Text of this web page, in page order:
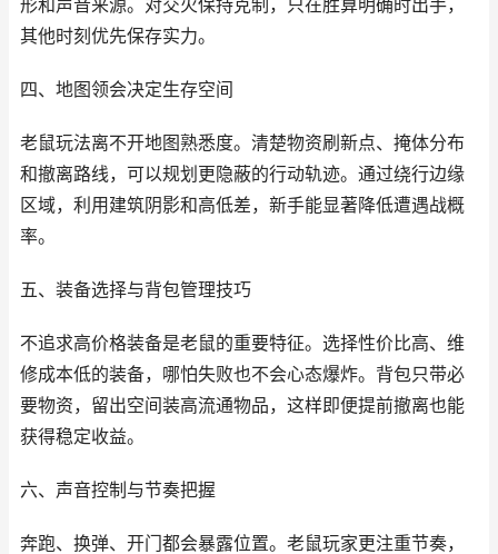
形和声音来源。对交火保持克制，只在胜算明确时出手，
其他时刻优先保存实力。
四、地图领会决定生存空间
老鼠玩法离不开地图熟悉度。清楚物资刷新点、掩体分布
和撤离路线，可以规划更隐蔽的行动轨迹。通过绕行边缘
区域，利用建筑阴影和高低差，新手能显著降低遭遇战概
率。
五、装备选择与背包管理技巧
不追求高价格装备是老鼠的重要特征。选择性价比高、维
修成本低的装备，哪怕失败也不会心态爆炸。背包只带必
要物资，留出空间装高流通物品，这样即便提前撤离也能
获得稳定收益。
六、声音控制与节奏把握
奔跑、换弹、开门都会暴露位置。老鼠玩家更注重节奏，